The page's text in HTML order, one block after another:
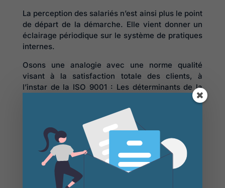
La perception des salariés n’est ainsi plus le point
de départ de la démarche. Elle vient donner un
éclairage périodique sur le système de pratiques
internes.
Osons une analogie avec une norme qualité
visant à la satisfaction totale des clients, à
l’instar de la ISO 9001 : Les déterminants de la
QVT ont la même place que les pratiques
concrètes mises en œuvre pour la satisfaction
client (référentiel qualité). Les perceptions des
salariés ont la même place que les enquêtes de
satisfaction périodiques qui viennent – entre
autres indicateurs – nourrir et ajuster le
référentiel.
L’approche fondée sur les déterminants de la